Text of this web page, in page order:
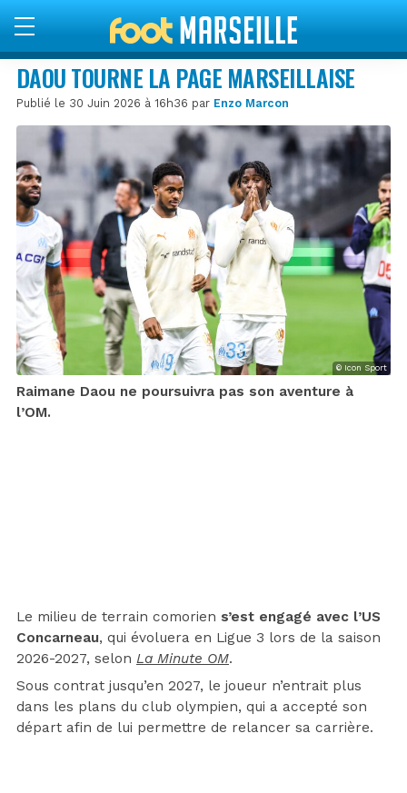
DAOU TOURNE LA PAGE MARSEILLAISE
Publié le 30 Juin 2026 à 16h36 par Enzo Marcon
© Icon Sport
Raimane Daou ne poursuivra pas son aventure à
l’OM.
Le milieu de terrain comorien s’est engagé avec l’US
Concarneau, qui évoluera en Ligue 3 lors de la saison
2026-2027, selon La Minute OM.
Sous contrat jusqu’en 2027, le joueur n’entrait plus
dans les plans du club olympien, qui a accepté son
départ afin de lui permettre de relancer sa carrière.